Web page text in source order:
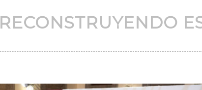
RECONSTRUYENDO